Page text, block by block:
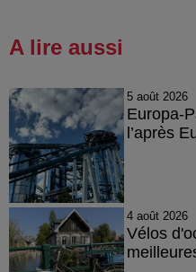
A lire aussi
5 août 2026
Europa-
l’après
4 août 2026
Vélos